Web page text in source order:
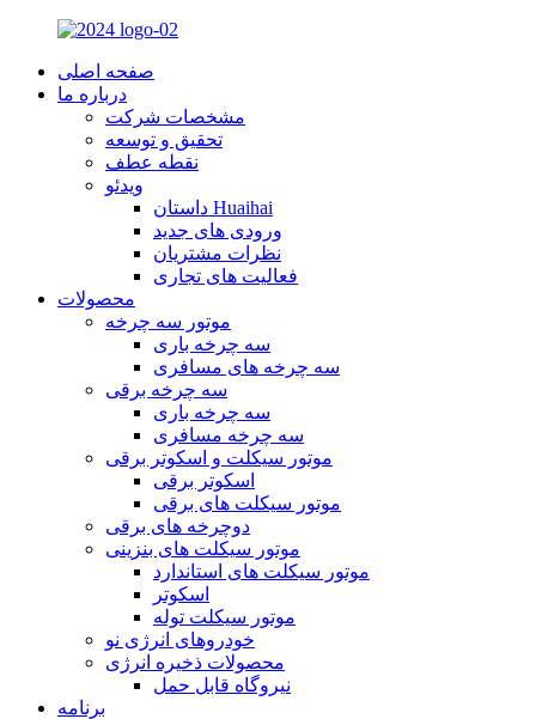
صفحه اصلی
درباره ما
مشخصات شرکت
تحقیق و توسعه
نقطه عطف
ویدئو
داستان Huaihai
ورودی های جدید
نظرات مشتریان
فعالیت های تجاری
محصولات
موتور سه چرخه
سه چرخه باری
سه چرخه های مسافری
سه چرخه برقی
سه چرخه باری
سه چرخه مسافری
موتور سیکلت و اسکوتر برقی
اسکوتر برقی
موتور سیکلت های برقی
دوچرخه های برقی
موتور سیکلت های بنزینی
موتور سیکلت های استاندارد
اسکوتر
موتور سیکلت توله
خودروهای انرژی نو
محصولات ذخیره انرژی
نیروگاه قابل حمل
برنامه